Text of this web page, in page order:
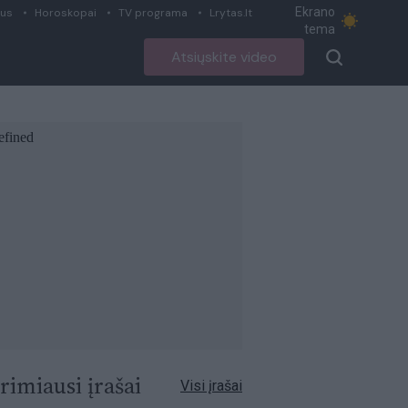
Horoskopai TV programa Lrytas.lt
Ekrano
tema
Atsiųskite video
įrašai Visi įrašai